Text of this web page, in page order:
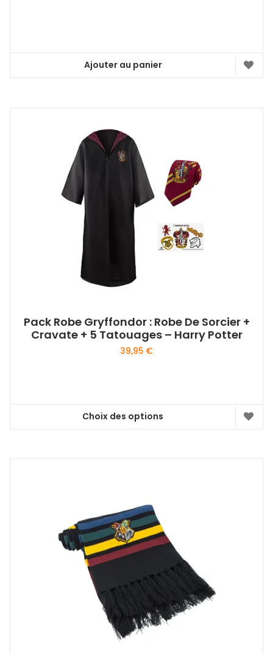
Ajouter au panier
Pack Robe Gryffondor : Robe De Sorcier +
Cravate + 5 Tatouages – Harry Potter
39,95 €
Choix des options
Ce
options
peuvent
être
choisies
la
page
du
produit